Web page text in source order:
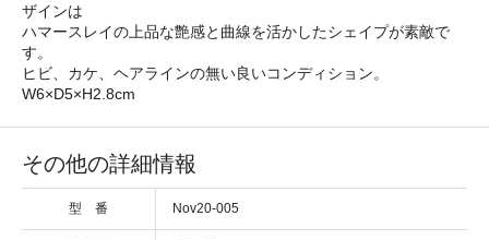
ザインは
ハマースレイの上品な艶感と曲線を活かしたシェイプが素敵で
す。
ヒビ、カケ、ヘアラインの無い良いコンディション。
W6×D5×H2.8cm
その他の詳細情報
型 番 Nov20-005